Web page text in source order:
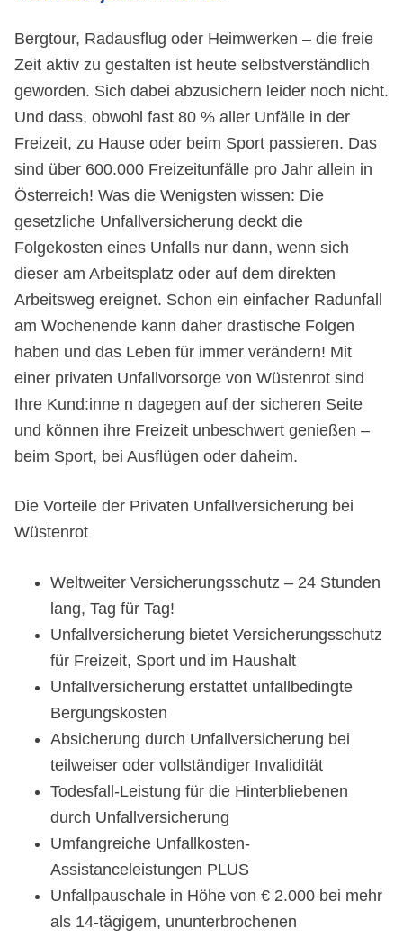
Bergtour, Radausflug oder Heimwerken – die freie
Zeit aktiv zu gestalten ist heute selbstverständlich
geworden. Sich dabei abzusichern leider noch nicht.
Und dass, obwohl fast 80 % aller Unfälle in der
Freizeit, zu Hause oder beim Sport passieren. Das
sind über 600.000 Freizeitunfälle pro Jahr allein in
Österreich! Was die Wenigsten wissen: Die
gesetzliche Unfallversicherung deckt die
Folgekosten eines Unfalls nur dann, wenn sich
dieser am Arbeitsplatz oder auf dem direkten
Arbeitsweg ereignet. Schon ein einfacher Radunfall
am Wochenende kann daher drastische Folgen
haben und das Leben für immer verändern! Mit
einer privaten Unfallvorsorge von Wüstenrot sind
Ihre Kund:inne n dagegen auf der sicheren Seite
und können ihre Freizeit unbeschwert genießen –
beim Sport, bei Ausflügen oder daheim.
Die Vorteile der Privaten Unfallversicherung bei
Wüstenrot
Weltweiter Versicherungsschutz – 24 Stunden
lang, Tag für Tag!
Unfallversicherung bietet Versicherungsschutz
für Freizeit, Sport und im Haushalt
Unfallversicherung erstattet unfallbedingte
Bergungskosten
Absicherung durch Unfallversicherung bei
teilweiser oder vollständiger Invalidität
Todesfall-Leistung für die Hinterbliebenen
durch Unfallversicherung
Umfangreiche Unfallkosten-
Assistanceleistungen PLUS
Unfallpauschale in Höhe von € 2.000 bei mehr
als 14-tägigem, ununterbrochenen